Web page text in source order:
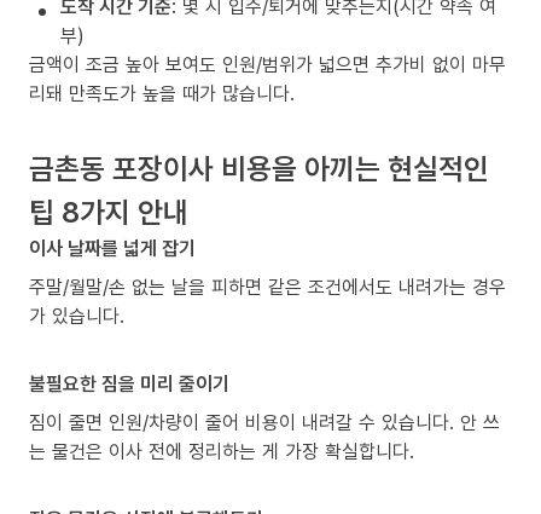
도착 시간 기준: 몇 시 입주/퇴거에 맞추는지(시간 약속 여
부)
금액이 조금 높아 보여도 인원/범위가 넓으면 추가비 없이 마무
리돼 만족도가 높을 때가 많습니다.
금촌동 포장이사 비용을 아끼는 현실적인
팁 8가지 안내
이사 날짜를 넓게 잡기
주말/월말/손 없는 날을 피하면 같은 조건에서도 내려가는 경우
가 있습니다.
불필요한 짐을 미리 줄이기
짐이 줄면 인원/차량이 줄어 비용이 내려갈 수 있습니다. 안 쓰
는 물건은 이사 전에 정리하는 게 가장 확실합니다.